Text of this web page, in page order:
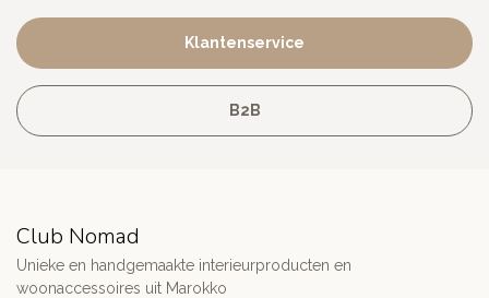
Klantenservice
B2B
Club Nomad
Unieke en handgemaakte interieurproducten en
woonaccessoires uit Marokko